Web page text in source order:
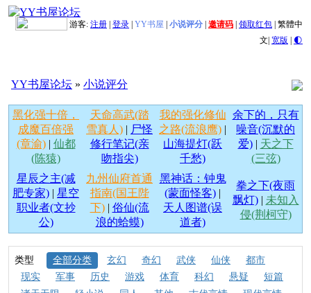
游客: 注册 登录 YY书屋 小说评分 邀请码 领取红包 繁體中
文| 宽版 | 🌓
YY书屋论坛 » 小说评分
黑化强十倍，
成魔百倍强
(章渝)| 仙都
(陈猿)
天命高武(踏
雪真人) | 尸怪
修行笔记(亲
吻指尖)
我的强化修仙
之路(流浪鹰) |
山海提灯(跃
千愁)
余下的，只有
噪音(沉默的
爱)| 天之下
(三弦)
星辰之主(减
肥专家) | 星空
职业者(文抄
公)
九州仙府首通
指南(国王陛
下)| 俗仙(流
浪的蛤蟆)
黑神话：钟鬼
(蒙面怪客) |
天人图谱(误
道者)
拳之下(夜雨
飘灯)| 未知入
侵(荆柯守)
类型 全部分类 玄幻 奇幻 武侠 仙侠
都市
现实
军事 历史 游戏 体育 科幻 悬疑
短篇